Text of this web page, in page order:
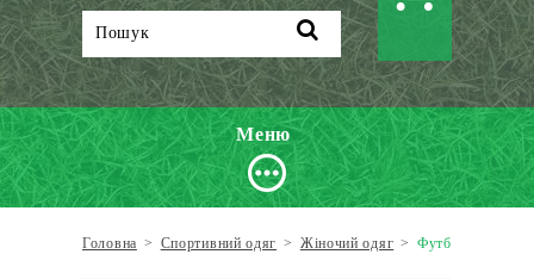
Меню
Головна > Спортивний одяг > Жіночий одяг > Футболки